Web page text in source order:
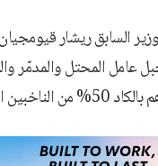
السابق ريشار
وأوهاماً”.